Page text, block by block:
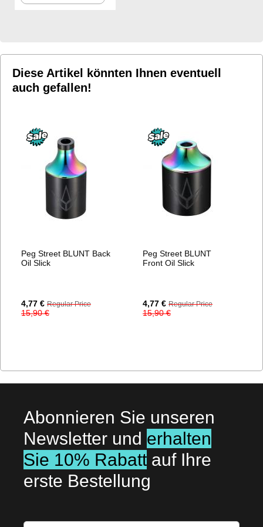
WUNSCHLISTE
Diese Artikel könnten Ihnen eventuell
auch gefallen!
Peg Street BLUNT Back
Oil Slick
Special
Price
4,77 € Regular Price
15,90 €
Peg Street BLUNT
Front Oil Slick
Special
Price
4,77 € Regular Price
15,90 €
Abonnieren Sie unseren
Newsletter und erhalten
Sie 10% Rabatt auf Ihre
erste Bestellung